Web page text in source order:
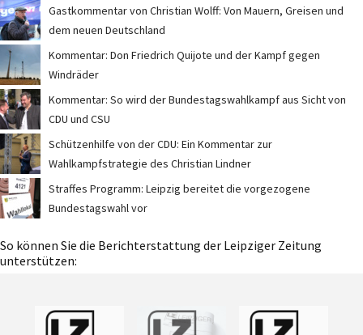
Gastkommentar von Christian Wolff: Von Mauern, Greisen und
dem neuen Deutschland
Kommentar: Don Friedrich Quijote und der Kampf gegen
Windräder
Kommentar: So wird der Bundestagswahlkampf aus Sicht von
CDU und CSU
Schützenhilfe von der CDU: Ein Kommentar zur
Wahlkampfstrategie des Christian Lindner
Straffes Programm: Leipzig bereitet die vorgezogene
Bundestagswahl vor
So können Sie die Berichterstattung der Leipziger Zeitung
unterstützen: